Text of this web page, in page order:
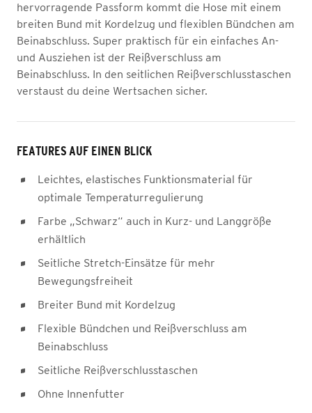
hervorragende Passform kommt die Hose mit einem
breiten Bund mit Kordelzug und flexiblen Bündchen am
Beinabschluss. Super praktisch für ein einfaches An-
und Ausziehen ist der Reißverschluss am
Beinabschluss. In den seitlichen Reißverschlusstaschen
verstaust du deine Wertsachen sicher.
FEATURES AUF EINEN BLICK
Leichtes, elastisches Funktionsmaterial für
optimale Temperaturregulierung
Farbe „Schwarz“ auch in Kurz- und Langgröße
erhältlich
Seitliche Stretch-Einsätze für mehr
Bewegungsfreiheit
Breiter Bund mit Kordelzug
Flexible Bündchen und Reißverschluss am
Beinabschluss
Seitliche Reißverschlusstaschen
Ohne Innenfutter